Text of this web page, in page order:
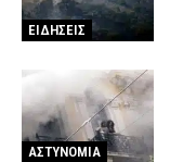
ΕΙΔΗΣΕΙΣ
ΑΣΤΥΝΟΜΙΑ